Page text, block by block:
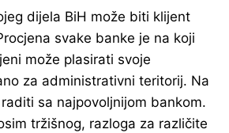
dijela BiH može biti klijent
svake banke je na koji
može plasirati svoje
za administrativni teritorij. Na
sa najpovoljnijom bankom.
tržišnog, razloga za različite